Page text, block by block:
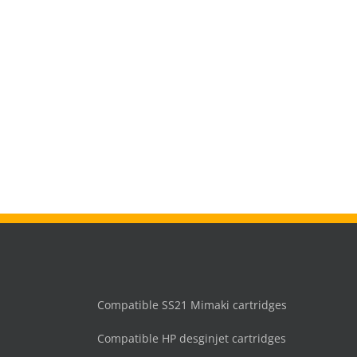
Compatible SS21 Mimaki cartridges
Compatible HP desginjet cartridges